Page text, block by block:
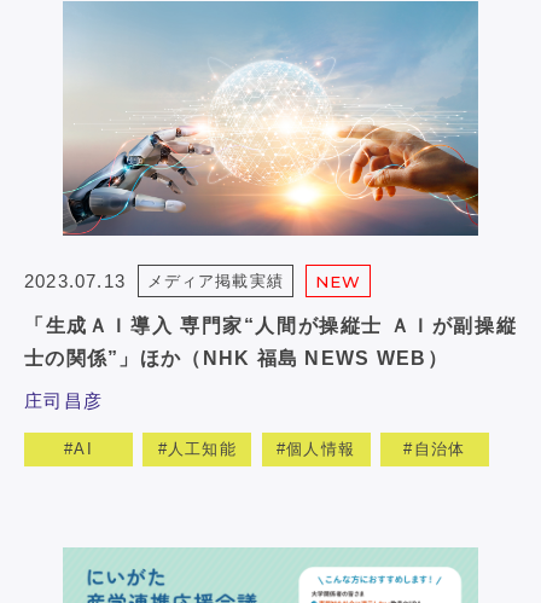
2023.07.13 メディア掲載実績 NEW
「生成ＡＩ導入 専門家“人間が操縦士 ＡＩが副操縦
士の関係”」ほか（NHK 福島 NEWS WEB）
庄司昌彦
AI 人工知能 個人情報 自治体